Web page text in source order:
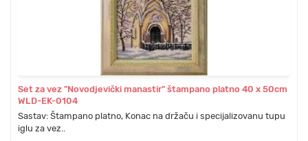
Set za vez "Novodjevički manastir" štampano platno 40 х 50cm
WLD-EK-0104
Sastav: Štampano platno, Konac na držaču i specijalizovanu tupu
iglu za vez..